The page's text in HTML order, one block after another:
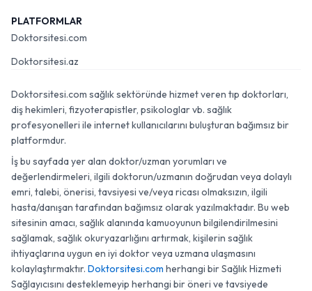
PLATFORMLAR
Doktorsitesi.com
Doktorsitesi.az
Doktorsitesi.com sağlık sektöründe hizmet veren tıp doktorları,
diş hekimleri, fizyoterapistler, psikologlar vb. sağlık
profesyonelleri ile internet kullanıcılarını buluşturan bağımsız bir
platformdur.
İş bu sayfada yer alan doktor/uzman yorumları ve
değerlendirmeleri, ilgili doktorun/uzmanın doğrudan veya dolaylı
emri, talebi, önerisi, tavsiyesi ve/veya ricası olmaksızın, ilgili
hasta/danışan tarafından bağımsız olarak yazılmaktadır. Bu web
sitesinin amacı, sağlık alanında kamuoyunun bilgilendirilmesini
sağlamak, sağlık okuryazarlığını artırmak, kişilerin sağlık
ihtiyaçlarına uygun en iyi doktor veya uzmana ulaşmasını
kolaylaştırmaktır. Doktorsitesi.com herhangi bir Sağlık Hizmeti
Sağlayıcısını desteklemeyip herhangi bir öneri ve tavsiyede